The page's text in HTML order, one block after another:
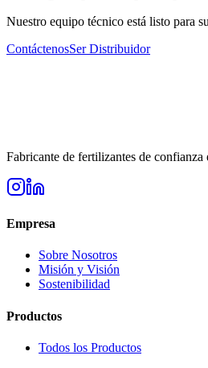
Nuestro equipo técnico está listo para
ContáctenosSer Distribuidor
Fabricante de fertilizantes de
Empresa
Sobre Nosotros
Misión y Visión
Sostenibilidad
Productos
Todos los Productos